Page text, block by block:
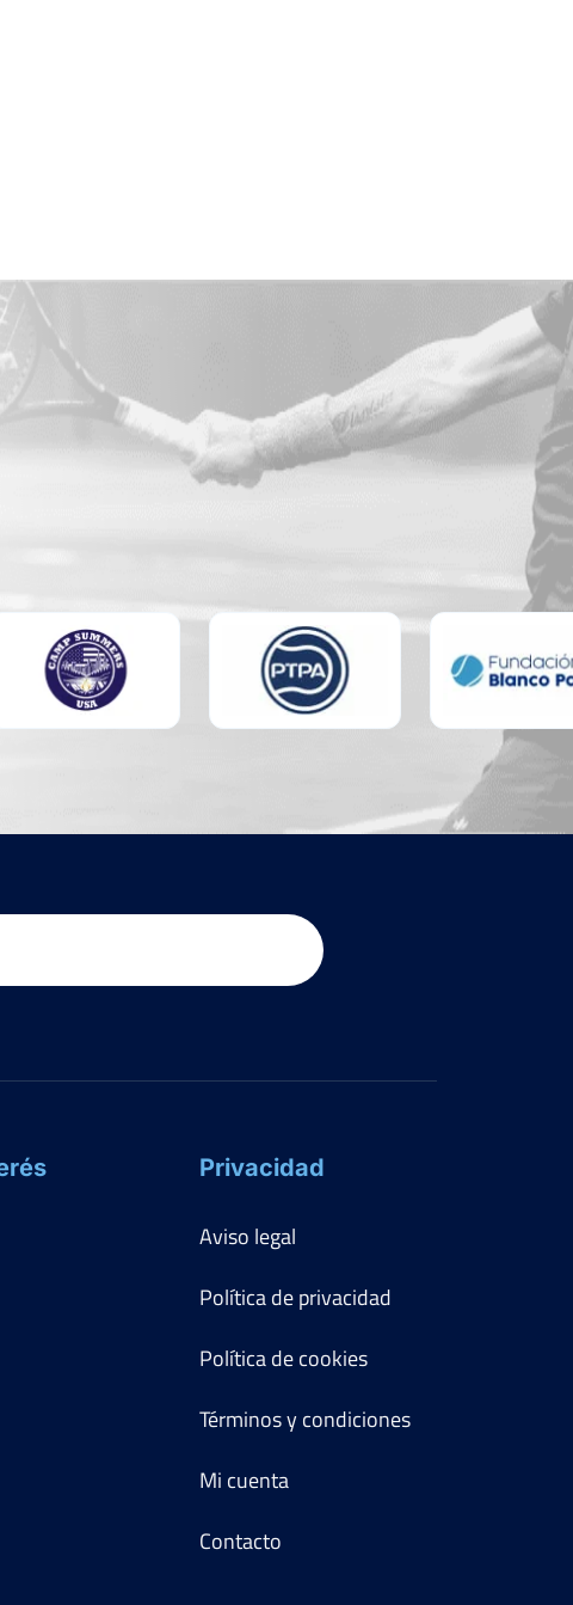
Privacidad
Aviso legal
Política de privacidad
Política de cookies
Términos y condiciones
Mi cuenta
Contacto